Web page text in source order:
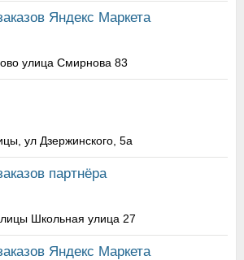
Яндекс Маркета
улица Смирнова 83
ул Дзержинского, 5а
партнёра
Школьная улица 27
Яндекс Маркета